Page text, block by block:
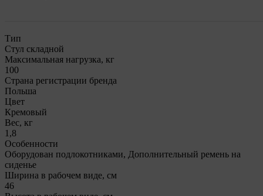
Тип
Стул складной
Максимальная нагрузка, кг
100
Страна регистрации бренда
Польша
Цвет
Кремовый
Вес, кг
1,8
Особенности
Оборудован подлокотниками, Дополнительный ремень на
сиденье
Ширина в рабочем виде, см
46